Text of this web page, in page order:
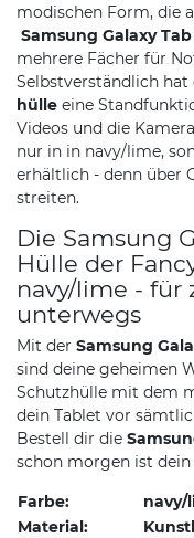
modischen Form, die
Samsung Galaxy
mehrere Fächer für
Selbstverständlich hat
hülle eine
Videos und die
nur in in navy/lime,
erhältlich - denn über
streiten.
Die Samsung
Hülle der
navy/lime - für
unterwegs
Mit der Samsung
sind deine geheimen
Schutzhülle mit dem
dein Tablet vor
Bestell dir die
schon morgen ist
Farbe:
navy/
Material: